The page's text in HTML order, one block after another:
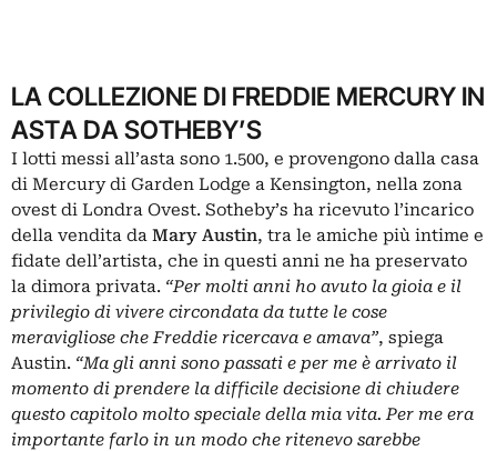
LA COLLEZIONE DI FREDDIE MERCURY IN
ASTA DA SOTHEBY’S
I lotti messi all’asta sono 1.500, e provengono dalla casa
di Mercury di Garden Lodge a Kensington, nella zona
ovest di Londra Ovest. Sotheby’s ha ricevuto l’incarico
della vendita da Mary Austin, tra le amiche più intime e
fidate dell’artista, che in questi anni ne ha preservato
la dimora privata. “Per molti anni ho avuto la gioia e il
privilegio di vivere circondata da tutte le cose
meravigliose che Freddie ricercava e amava”, spiega
Austin. “Ma gli anni sono passati e per me è arrivato il
momento di prendere la difficile decisione di chiudere
questo capitolo molto speciale della mia vita. Per me era
importante farlo in un modo che ritenevo sarebbe